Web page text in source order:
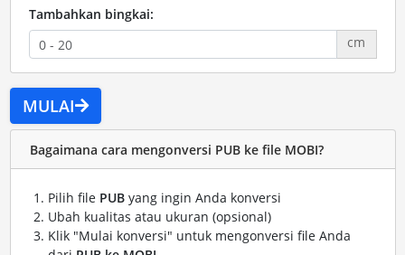
Tambahkan bingkai:
cm
MULAI
Bagaimana cara mengonversi PUB ke file MOBI?
Pilih file PUByang ingin Anda konversi
Ubah kualitas atau ukuran (opsional)
Klik "Mulai konversi" untuk mengonversi file Anda